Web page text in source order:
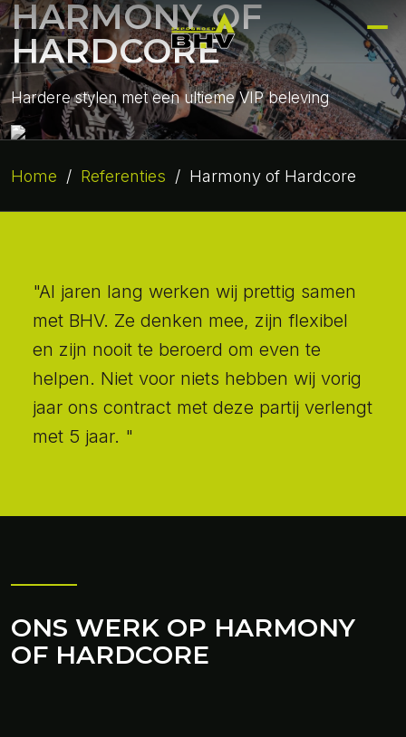
HARMONY OF
HARDCORE
Hardere stylen met een ultieme VIP beleving
Home / Referenties / Harmony of Hardcore
"Al jaren lang werken wij prettig samen
met BHV. Ze denken mee, zijn flexibel
en zijn nooit te beroerd om even te
helpen. Niet voor niets hebben wij vorig
jaar ons contract met deze partij verlengt
met 5 jaar. "
ONS WERK OP HARMONY
OF HARDCORE